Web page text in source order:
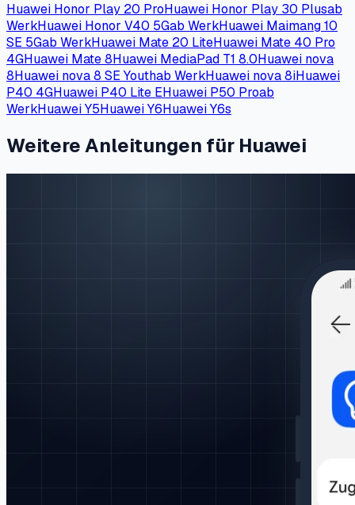
Huawei Honor Play 20 ProHuawei Honor Play 30 Plusab
WerkHuawei Honor V40 5Gab WerkHuawei Maimang 10
SE 5Gab WerkHuawei Mate 20 LiteHuawei Mate 40 Pro
4GHuawei Mate 8Huawei MediaPad T1 8.0Huawei nova
8Huawei nova 8 SE Youthab WerkHuawei nova 8iHuawei
P40 4GHuawei P40 Lite EHuawei P50 Proab
WerkHuawei Y5Huawei Y6Huawei Y6s
Weitere Anleitungen für Huawei